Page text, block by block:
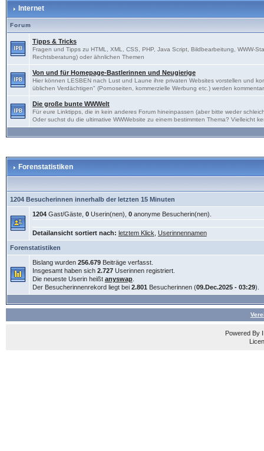
Internet
Forum
Tipps & Tricks
Fragen und Tipps zu HTML, XML, CSS, PHP, Java Script, Bildbearbeitung, WWW-
Rechtsberatung) oder ähnlichen Themen
Von und für Homepage-Bastlerinnen und Neugierige
Hier können LESBEN nach Lust und Laune ihre privaten Websites vorstellen und
üblichen Verdächtigen" (Pornoseiten, kommerzielle Werbung etc.) werden
Die große bunte WWWelt
Für eure Linktipps, die in kein anderes Forum hineinpassen (aber bitte weder
Oder suchst du die ultimative WWWebsite zu einem bestimmten Thema? Vielleicht
Forenstatistiken
1204 Besucherinnen innerhalb der letzten 15 Minuten
1204Gast/Gäste, 0Userin(nen), 0anonyme Besucherin(nen).
Detailansicht sortiert nach: letztem Klick Userinnennamen
Forenstatistiken
Bislang wurden 256.679Beiträge verfasst.
Insgesamt haben sich 2.727Userinnen registriert.
Die neueste Userin heißt anyswap.
Der Besucherinnenrekord liegt bei 2.801 Besucherinnen (09.Dec.2025 - 03:29).
Powered By